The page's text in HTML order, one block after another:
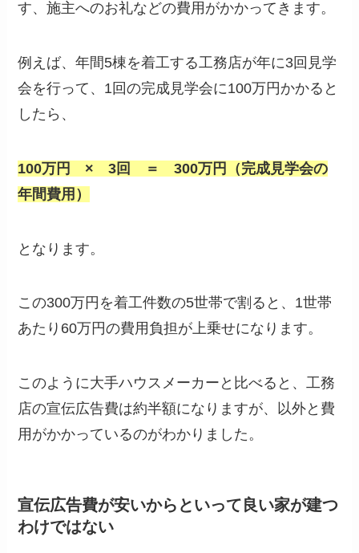
す、施主へのお礼などの費用がかかってきます。
例えば、年間5棟を着工する工務店が年に3回見学
会を行って、1回の完成見学会に100万円かかると
したら、
100万円 × 3回 ＝ 300万円（完成見学会の
年間費用）
となります。
この300万円を着工件数の5世帯で割ると、1世帯
あたり60万円の費用負担が上乗せになります。
このように大手ハウスメーカーと比べると、工務
店の宣伝広告費は約半額になりますが、以外と費
用がかかっているのがわかりました。
宣伝広告費が安いからといって良い家が建つ
わけではない